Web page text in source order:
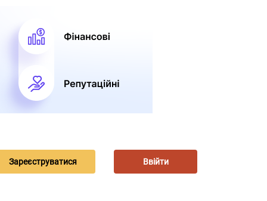
Зареєструватися Ввійти